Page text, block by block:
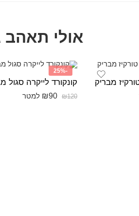
אולי תאהב
מבריק
-25%
קונקורד לייקרה סגול
₪120
₪90 למטר